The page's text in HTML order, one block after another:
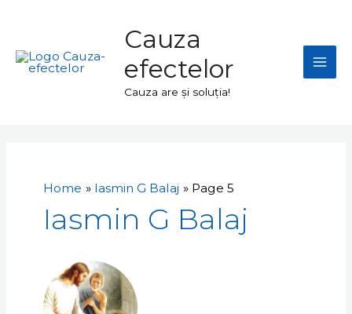
content
Cauza
efectelor
Cauza are și soluția!
Home Iasmin G Balaj Page 5
Iasmin G Balaj